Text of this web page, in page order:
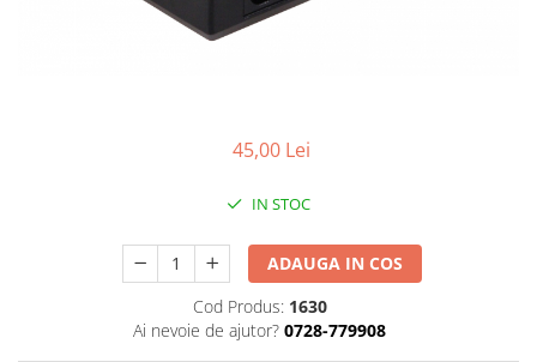
45,00 Lei
IN STOC
ADAUGA IN COS
Cod Produs: 1630
Ai nevoie de ajutor? 0728-779908